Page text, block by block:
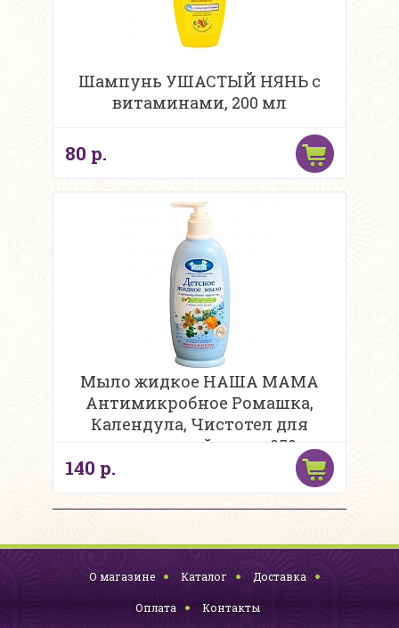
Шампунь УШАСТЫЙ НЯНЬ с
витаминами, 200 мл
80 р.
Мыло жидкое НАША МАМА
Антимикробное Ромашка,
Календула, Чистотел для
чувствительной кожи, 250 мл.
140 р.
О магазине Каталог Доставка
Оплата Контакты